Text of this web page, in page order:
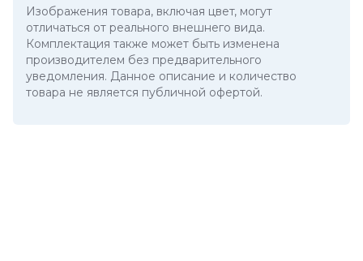
Изображения товара, включая цвет, могут
отличаться от реального внешнего вида.
Комплектация также может быть изменена
производителем без предварительного
уведомления. Данное описание и количество
товара не является публичной офертой.